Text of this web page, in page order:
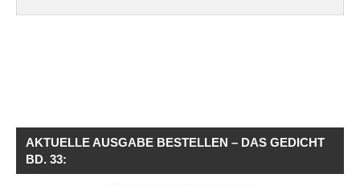
AKTUELLE AUSGABE BESTELLEN – DAS GEDICHT
BD. 33: